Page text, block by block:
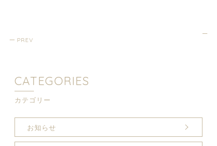
PREV
CATEGORIES
カテゴリー
お知らせ